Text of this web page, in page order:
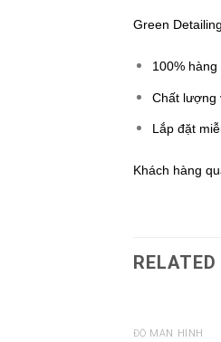
Green
100%
Chất lượng
Lắp đặt
Khách hàng
ĐỘ MÀN HÌNH